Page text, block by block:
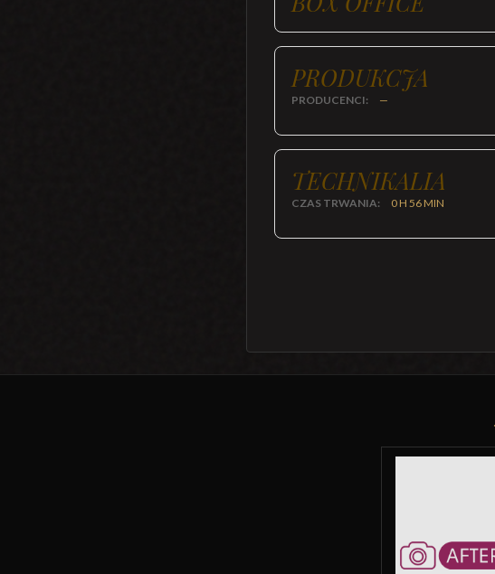
PRODUKCJA
PRODUCENCI: —
TECHNIKALIA
CZAS TRWANIA: 0 H 56 MIN